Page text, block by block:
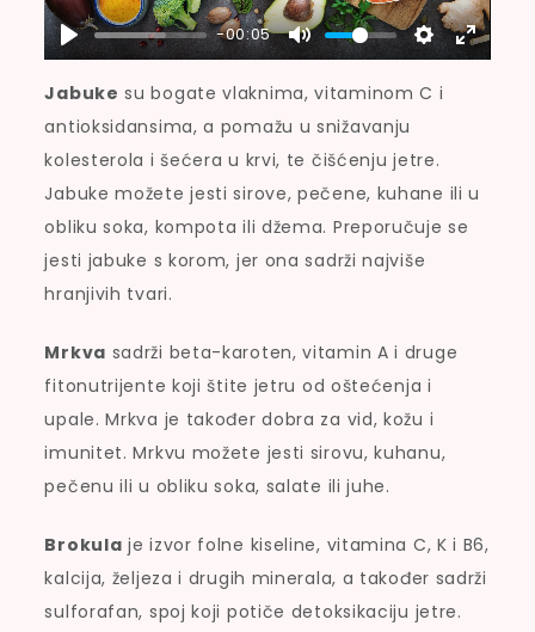
-00:05
A
Y
Jabuke su bogate vlaknima, vitaminom C i
antioksidansima, a pomažu u snižavanju
kolesterola i šećera u krvi, te čišćenju jetre.
Jabuke možete jesti sirove, pečene, kuhane ili u
obliku soka, kompota ili džema. Preporučuje se
jesti jabuke s korom, jer ona sadrži najviše
hranjivih tvari.
Mrkva sadrži beta-karoten, vitamin A i druge
fitonutrijente koji štite jetru od oštećenja i
upale. Mrkva je također dobra za vid, kožu i
imunitet. Mrkvu možete jesti sirovu, kuhanu,
pečenu ili u obliku soka, salate ili juhe.
Brokula je izvor folne kiseline, vitamina C, K i B6,
kalcija, željeza i drugih minerala, a također sadrži
sulforafan, spoj koji potiče detoksikaciju jetre.